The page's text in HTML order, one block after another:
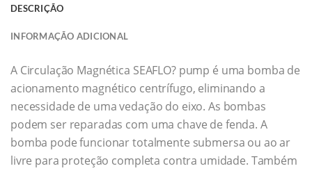
DESCRIÇÃO
INFORMAÇÃO ADICIONAL
A Circulação Magnética SEAFLO? pump é uma bomba de
acionamento magnético centrífugo, eliminando a
necessidade de uma vedação do eixo. As bombas
podem ser reparadas com uma chave de fenda. A
bomba pode funcionar totalmente submersa ou ao ar
livre para proteção completa contra umidade. Também